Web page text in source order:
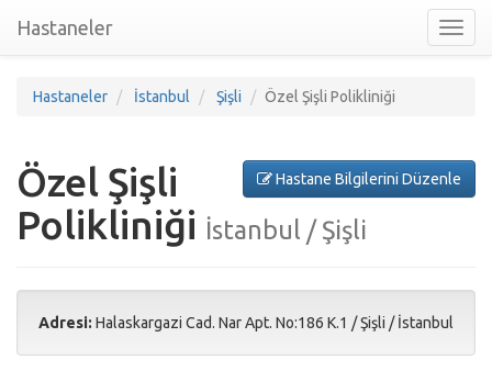
nav
Hastaneler
Hastaneler İstanbul Şişli Özel Şişli Polikliniği
Hastane Bilgilerini Düzenle
Özel Şişli
Polikliniği İstanbul / Şişli
Adresi: Halaskargazi Cad. Nar Apt. No:186 K.1 /Şişli /İstanbul